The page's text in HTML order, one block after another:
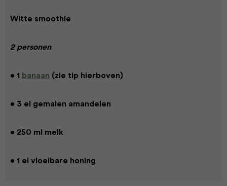
Witte smoothie
2 personen
• 1 banaan (zie tip hierboven)
• 3 el gemalen amandelen
• 250 ml melk
• 1 el vloeibare honing